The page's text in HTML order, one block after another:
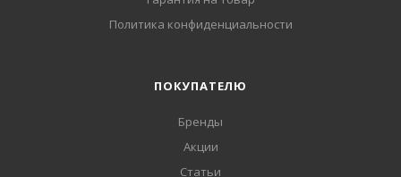
Политика конфиденциальности
ПОКУПАТЕЛЮ
Бренды
Акции
Статьи